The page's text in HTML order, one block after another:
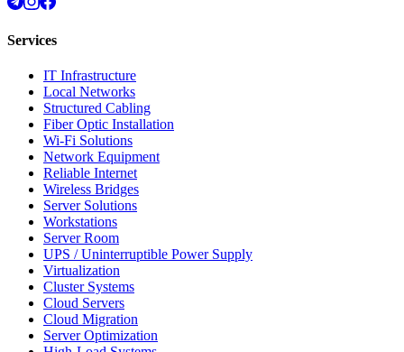
Services
IT Infrastructure
Local Networks
Structured Cabling
Fiber Optic Installation
Wi-Fi Solutions
Network Equipment
Reliable Internet
Wireless Bridges
Server Solutions
Workstations
Server Room
UPS / Uninterruptible Power Supply
Virtualization
Cluster Systems
Cloud Servers
Cloud Migration
Server Optimization